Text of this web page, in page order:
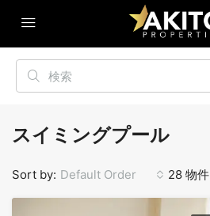
スイミングプール
28 物件
Sort by: Default Order